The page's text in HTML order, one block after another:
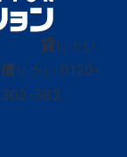
貸し たい
借り たい 0120-
302-563